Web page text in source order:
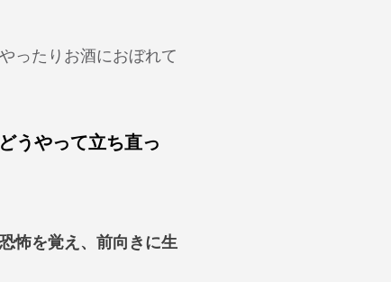
ったりお酒におぼれて
うやって立ち直っ
怖を覚え、前向きに生